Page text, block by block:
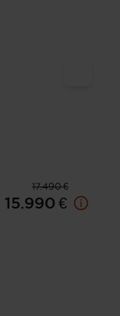
17.490 €
15.990 €